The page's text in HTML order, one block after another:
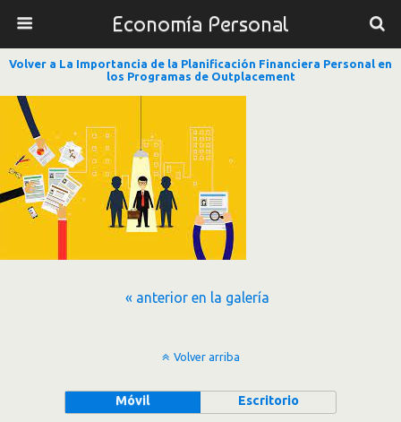
Economía Personal
Volver a La Importancia de la Planificación Financiera Personal en
los Programas de Outplacement
« anterior en la galería
Volver arriba
Móvil Escritorio